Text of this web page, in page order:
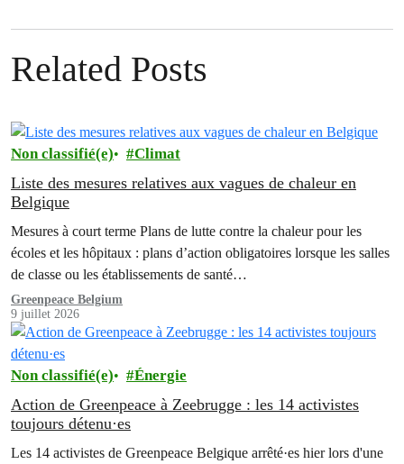
Related Posts
Non classifié(e) Climat
Liste des mesures relatives aux vagues de chaleur en
Belgique
Mesures à court terme Plans de lutte contre la chaleur pour les
écoles et les hôpitaux : plans d’action obligatoires lorsque les salles
de classe ou les établissements de santé…
Greenpeace Belgium
9 juillet 2026
Non classifié(e) Énergie
Action de Greenpeace à Zeebrugge : les 14 activistes
toujours détenu·es
Les 14 activistes de Greenpeace Belgique arrêté·es hier lors d'une